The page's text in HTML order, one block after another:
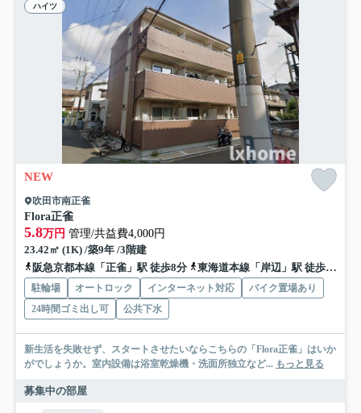
ハイツ
NEW
吹田市南正雀
Flora正雀
5.8万円 管理/共益費4,000円
23.42㎡ (1K) /築9年 /3階建
阪急京都本線「正雀」駅 徒歩8分
東海道本線「岸辺」駅 徒歩9分
駐輪場 オートロック インターネット対応
バイク置場あり
24時間ゴミ出し可
公共下水
新生活を失敗せず、スタートさせたいならこちらの「Flora正雀」はいか
がでしょうか。室内設備は浴室乾燥機・洗面所独立など... もっと見る
募集中の部屋